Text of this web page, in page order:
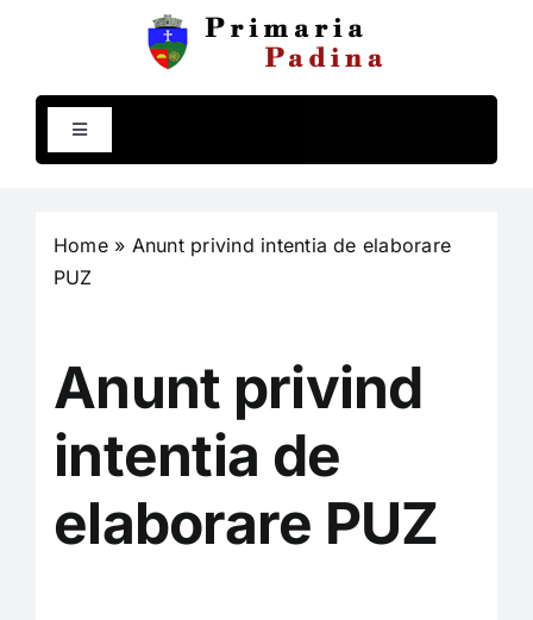
Toggle
Navigation
Primăria
Rapoarte și studii
Home» Anunt privind intentia de elaborare
PUZ
Anunt privind
intentia de
elaborare PUZ